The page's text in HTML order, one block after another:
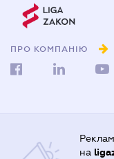
ПРО КОМПАНІЮ
на